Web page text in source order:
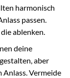
harmonisch
passen.
ablenken.
deine
aber
Anlass. Vermeide